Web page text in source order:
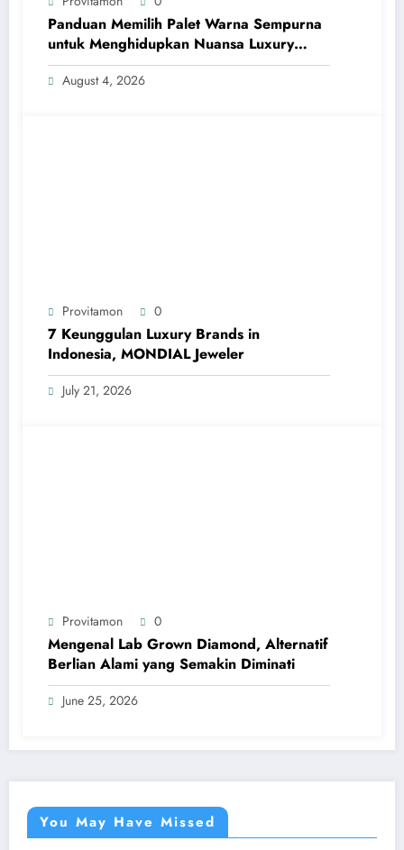
Panduan Memilih Palet Warna Sempurna
untuk Menghidupkan Nuansa Luxury
Bathrooms
August 4, 2026
Provitamon 0
7 Keunggulan Luxury Brands in
Indonesia, MONDIAL Jeweler
July 21, 2026
Provitamon 0
Mengenal Lab Grown Diamond, Alternatif
Berlian Alami yang Semakin Diminati
June 25, 2026
You May Have Missed